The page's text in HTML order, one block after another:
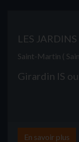
LES
Saint-Martin (
Girardin IS
En savoir plus